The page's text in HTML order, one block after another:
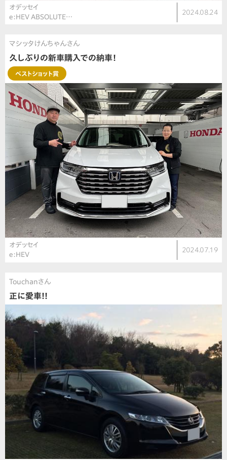
オデッセイ
e:HEV ABSOLUTE…
2024.08.24
マシッタけんちゃんさん
久しぶりの新車購入での納車！
ベストショット賞
オデッセイ
e:HEV
2024.07.19
Touchanさん
正に愛車!!